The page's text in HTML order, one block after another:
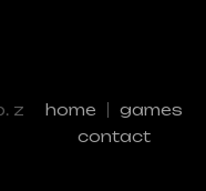
z
home
games
contact